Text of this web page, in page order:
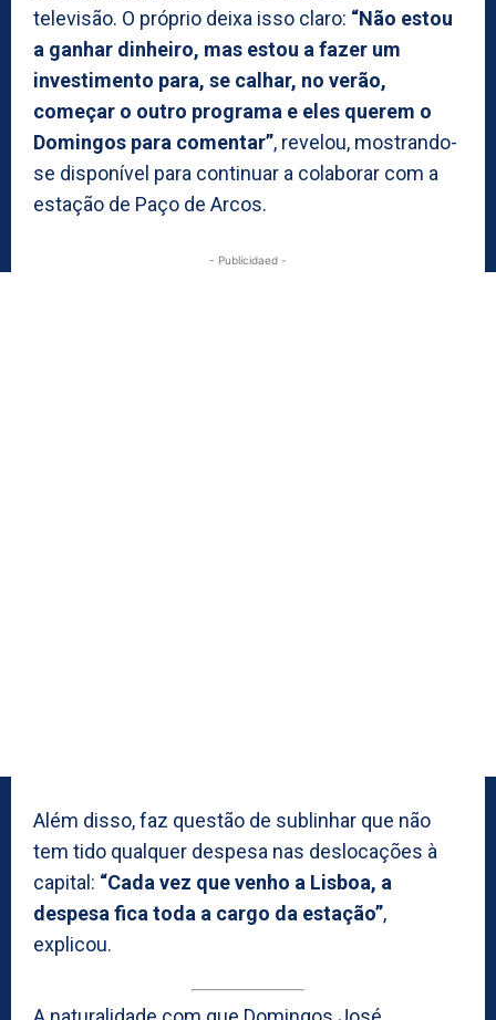
televisão. O próprio deixa isso claro: “Não estou
a ganhar dinheiro, mas estou a fazer um
investimento para, se calhar, no verão,
começar o outro programa e eles querem o
Domingos para comentar”, revelou, mostrando-
se disponível para continuar a colaborar com a
estação de Paço de Arcos.
- Publicidaed -
Além disso, faz questão de sublinhar que não
tem tido qualquer despesa nas deslocações à
capital: “Cada vez que venho a Lisboa, a
despesa fica toda a cargo da estação”,
explicou.